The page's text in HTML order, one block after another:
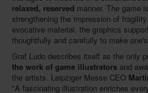
relaxed, reserved manner. The game
strengthening the impression of
evocative material, the graphics
thoughtfully and carefully to make
Graf Ludo describes itself as the only
the work of game illustrators and
the artists. Leipziger Messe CEO
"A fascinating illustration enriches